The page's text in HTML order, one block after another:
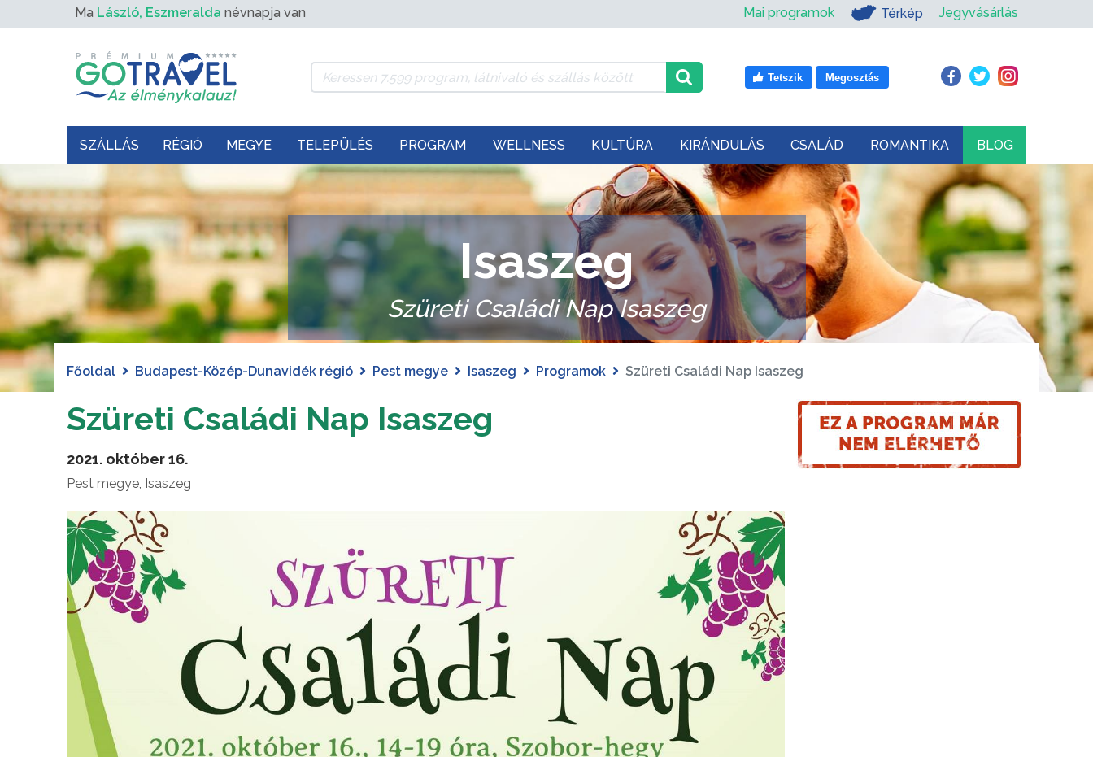
Ma László, Eszmeralda névnapja van Mai programok Térkép Jegyvásárlás
Tetszik Megosztás
SZÁLLÁS RÉGIÓ MEGYE TELEPÜLÉS PROGRAM WELLNESS KULTÚRA KIRÁNDULÁS CSALÁD ROMANTIKA BLOG
Isaszeg
Szüreti Családi Nap Isaszeg
Főoldal Budapest-Közép-Dunavidék régió Pest megye Isaszeg Programok Szüreti Családi Nap Isaszeg
Szüreti Családi Nap Isaszeg
2021. október 16.
Pest megye, Isaszeg